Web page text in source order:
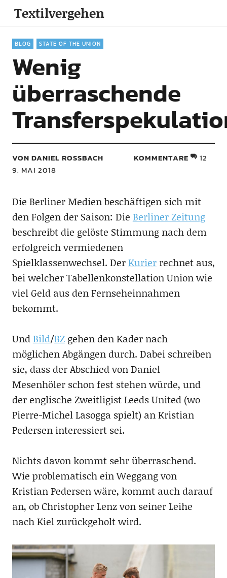
Textilvergehen
BLOG STATE OF THE UNION
Wenig
überraschende
VON DANIEL ROSSBACH
9. MAI 2018
KOMMENTARE 12
Die Berliner Medien beschäftigen sich mit
den Folgen der Saison: Die Berliner Zeitung
beschreibt die gelöste Stimmung nach dem
erfolgreich vermiedenen
Spielklassenwechsel. DerKurierrechnet aus,
bei welcher Tabellenkonstellation Union wie
viel Geld aus den Fernseheinnahmen
bekommt.
UndBild/BZgehen den Kader nach
möglichen Abgängen durch. Dabei schreiben
sie, dass der Abschied von Daniel
Mesenhöler schon fest stehen würde, und
der englische Zweitligist Leeds United (wo
Pierre-Michel Lasogga spielt) an Kristian
Pedersen interessiert sei.
Nichts davon kommt sehr überraschend.
Wie problematisch ein Weggang von
Kristian Pedersen wäre, kommt auch darauf
an, ob Christopher Lenz von seiner Leihe
nach Kiel zurückgeholt wird.